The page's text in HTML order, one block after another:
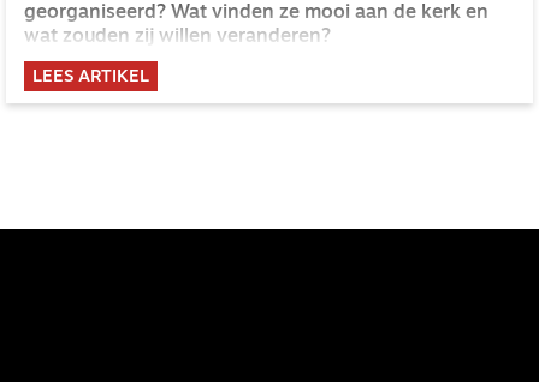
georganiseerd? Wat vinden ze mooi aan de kerk en
wat zouden zij willen veranderen?
LEES ARTIKEL